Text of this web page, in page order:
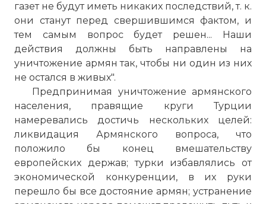
газет не будут иметь никаких последствий, т. к.
они станут перед свершившимся фактом, и
тем самым вопрос будет решен... Наши
действия должны быть направлены на
уничтожение армян так, чтобы ни один из них
не остался в живых".
Предпринимая уничтожение армянского
населения, правящие круги Турции
намеревались достичь нескольких целей:
ликвидация Армянского вопроса, что
положило бы конец вмешательству
европейских держав; турки избавлялись от
экономической конкуренции, в их руки
перешло бы все достояние армян; устранение